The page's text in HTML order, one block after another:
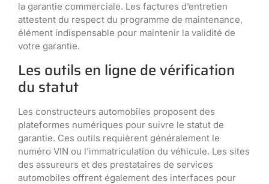
la garantie commerciale. Les factures d’entretien
attestent du respect du programme de maintenance,
élément indispensable pour maintenir la validité de
votre garantie.
Les outils en ligne de vérification
du statut
Les constructeurs automobiles proposent des
plateformes numériques pour suivre le statut de
garantie. Ces outils requièrent généralement le
numéro VIN ou l’immatriculation du véhicule. Les sites
des assureurs et des prestataires de services
automobiles offrent également des interfaces pour